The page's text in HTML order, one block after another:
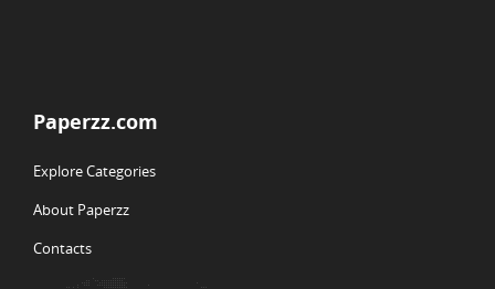
Paperzz.com
Explore Categories
About Paperzz
Contacts